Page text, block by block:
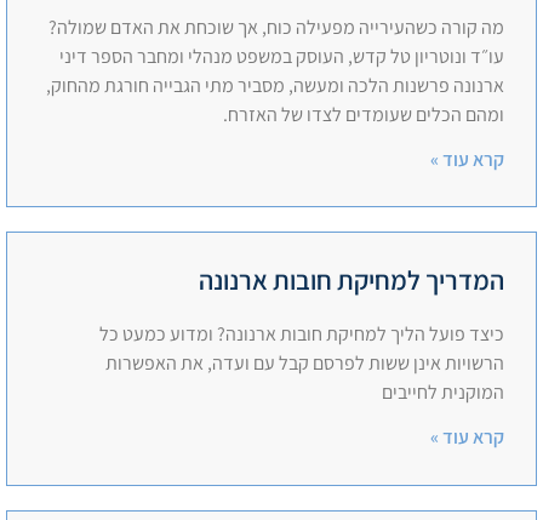
מה קורה כשהעירייה מפעילה כוח, אך שוכחת את האדם שמולה?
עו״ד ונוטריון טל קדש, העוסק במשפט מנהלי ומחבר הספר דיני
ארנונה פרשנות הלכה ומעשה, מסביר מתי הגבייה חורגת מהחוק,
ומהם הכלים שעומדים לצדו של האזרח.
קרא עוד »
המדריך למחיקת חובות ארנונה
כיצד פועל הליך למחיקת חובות ארנונה? ומדוע כמעט כל
הרשויות אינן ששות לפרסם קבל עם ועדה, את האפשרות
המוקנית לחייבים
קרא עוד »